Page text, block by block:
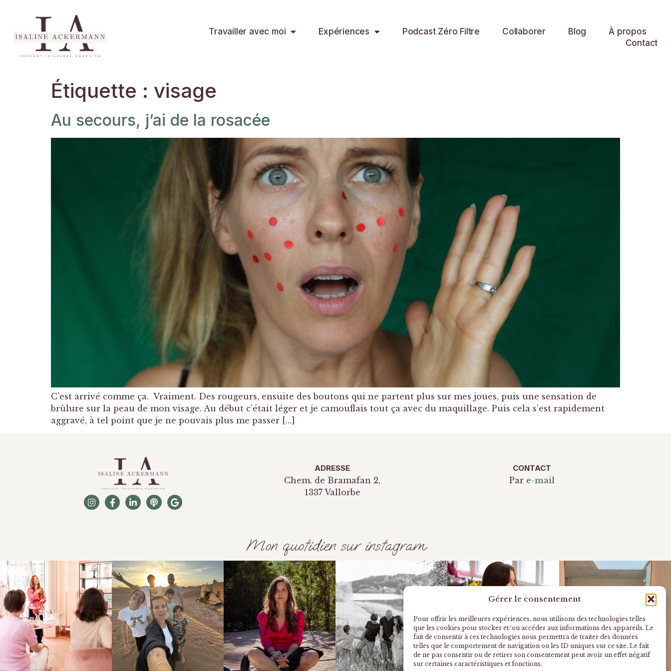
Gérer le consentement
Pour offrir les meilleures expériences, nous utilisons des technologies telles
que les cookies pour stocker et/ou accéder aux informations des appareils. Le
fait de consentir à ces technologies nous permettra de traiter des données
telles que le comportement de navigation ou les ID uniques sur ce site. Le fait
de ne pas consentir ou de retirer son consentement peut avoir un effet négatif
sur certaines caractéristiques et fonctions.
Travailler avec moi Expériences Podcast Zéro Filtre Collaborer Blog
À propos
Contact
Étiquette : visage
Au secours, j’ai de la rosacée
C’est arrivé comme ça. Vraiment. Des rougeurs, ensuite des boutons qui ne partent plus sur mes joues, puis une sensation de
brûlure sur la peau de mon visage. Au début c’était léger et je camouflais tout ça avec du maquillage. Puis cela s’est rapidement
aggravé, à tel point que je ne pouvais plus me passer […]
ADRESSE
Chem. de Bramafan 2,
1337 Vallorbe
CONTACT
Par e-mail
Mon quotidien sur instagram